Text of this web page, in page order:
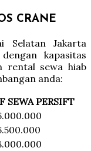
CRANE
Selatan Jakarta
kapasitas
rental sewa hiab
anda:
SEWA PERSIFT